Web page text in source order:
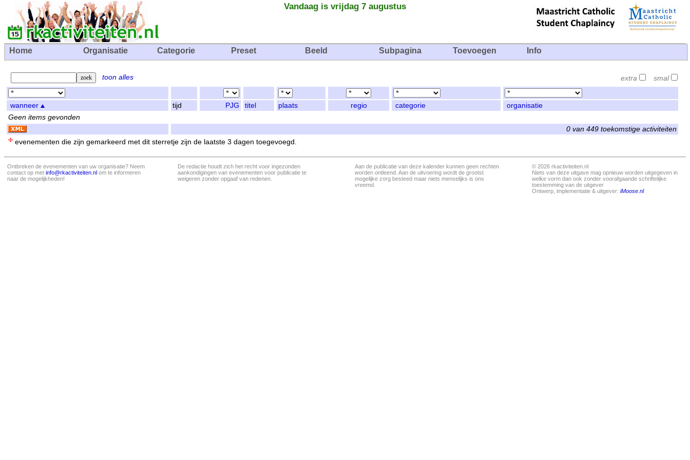
Vandaag is vrijdag 7 augustus
Home Organisatie Categorie Preset Beeld Subpagina Toevoegen Info
toon alles extra smal
wanneer tijd PJG titel plaats regio categorie
organisatie
Geen items gevonden
0 van 449 toekomstige activiteiten
evenementen die zijn gemarkeerd met dit sterretje zijn de laatste 3 dagen toegevoegd.
Ontbreken de evenementen van uw organisatie? Neem
contact op met info@rkactiviteiten.nl om te informeren
naar de mogelijkheden!
De redactie houdt zich het recht voor ingezonden
aankondigingen van evenementen voor publicatie te
weigeren zonder opgaaf van redenen.
Aan de publicatie van deze kalender kunnen geen rechten
worden ontleend. Aan de uitvoering wordt de grootst
mogelijke zorg besteed maar niets menselijks is ons
vreemd.
© 2026 rkactiviteiten.nl
Niets van deze uitgave mag opnieuw worden uitgegeven in
welke vorm dan ook zonder voorafgaande schriftelijke
toestemming van de uitgever
Ontwerp, implementatie & uitgever: iMoose.nl